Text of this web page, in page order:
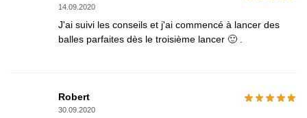
14.09.2020
J'ai suivi les conseils et j'ai commencé à lancer des
balles parfaites dès le troisième lancer 🙂 .
Robert
30.09.2020